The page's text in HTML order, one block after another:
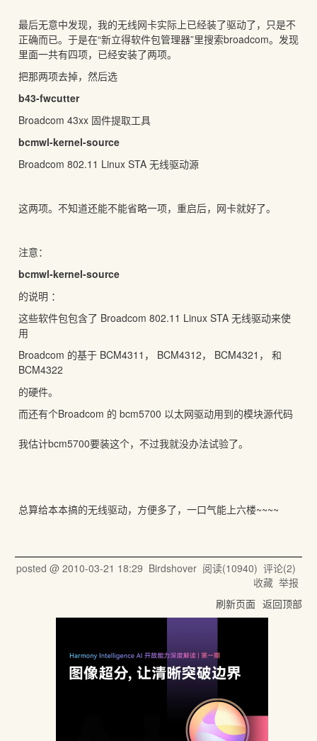
最后无意中发现，我的无线网卡实际上已经装了驱动了，只是不
正确而已。于是在“新立得软件包管理器”里搜索broadcom。发现
里面一共有四项，已经安装了两项。
把那两项去掉，然后选
b43-fwcutter
Broadcom 43xx 固件提取工具
bcmwl-kernel-source
Broadcom 802.11 Linux STA 无线驱动源
这两项。不知道还能不能省略一项，重启后，网卡就好了。
注意：
bcmwl-kernel-source
的说明 ：
这些软件包包含了 Broadcom 802.11 Linux STA 无线驱动来使
用
Broadcom 的基于 BCM4311， BCM4312， BCM4321， 和
BCM4322
的硬件。
而还有个Broadcom 的 bcm5700 以太网驱动用到的模块源代码
我估计bcm5700要装这个，不过我就没办法试验了。
总算给本本搞的无线驱动，方便多了，一口气能上六楼~~~~
posted @ 2010-03-21 18:29 Birdshover阅读(10940) 评论(2)
收藏 举报
刷新页面 返回顶部